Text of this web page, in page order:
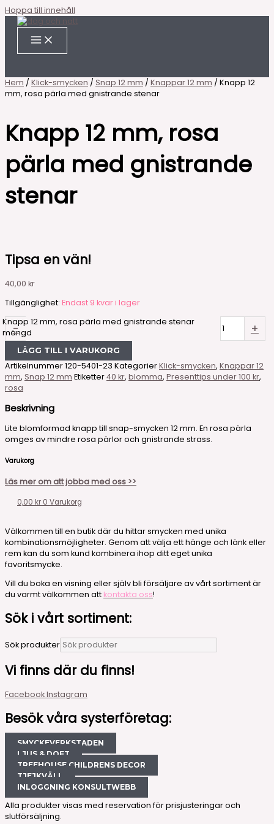
Hoppa till innehåll
Hem / Klick-smycken / Snap 12 mm / Knappar 12 mm / Knapp 12
mm, rosa pärla med gnistrande stenar
Knapp 12 mm, rosa
pärla med gnistrande
stenar
Tipsa en vän!
40,00 kr
Tillgänglighet: Endast 9 kvar i lager
-
Knapp 12 mm, rosa pärla med gnistrande stenar
mängd
+
LÄGG TILL I VARUKORG
Artikelnummer120-5401-23 KategorierKlick-smycken, Knappar 12
mm, Snap 12 mm Etiketter40 kr, blomma, Presenttips under 100 kr,
rosa
Beskrivning
Lite blomformad knapp till snap-smycken 12 mm. En rosa pärla
omges av mindre rosa pärlor och gnistrande strass.
Varukorg
Läs mer om att jobba med oss >>
0,00 kr 0 Varukorg
Välkommen till en butik där du hittar smycken med unika
kombinationsmöjligheter. Genom att välja ett hänge och länk eller
rem kan du som kund kombinera ihop ditt eget unika
favoritsmycke.
Vill du boka en visning eller själv bli försäljare av vårt sortiment är
du varmt välkommen att kontakta oss!
Sök i vårt sortiment:
Sök produkter
Vi finns där du finns!
FacebookInstagram
Besök våra systerföretag:
SMYCKEVERKSTADEN
LJUS & DOFT
TREEHOUSE CHILDRENS DECOR
TJEJKVÄLL
INLOGGNING KONSULTWEBB
Alla produkter visas med reservation för prisjusteringar och
slutförsäljning.